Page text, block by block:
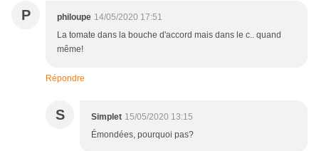
P philoupe 14/05/2020 17:51
La tomate dans la bouche d'accord mais dans le c.. quand
même!
Répondre
S Simplet 15/05/2020 13:15
Émondées, pourquoi pas?